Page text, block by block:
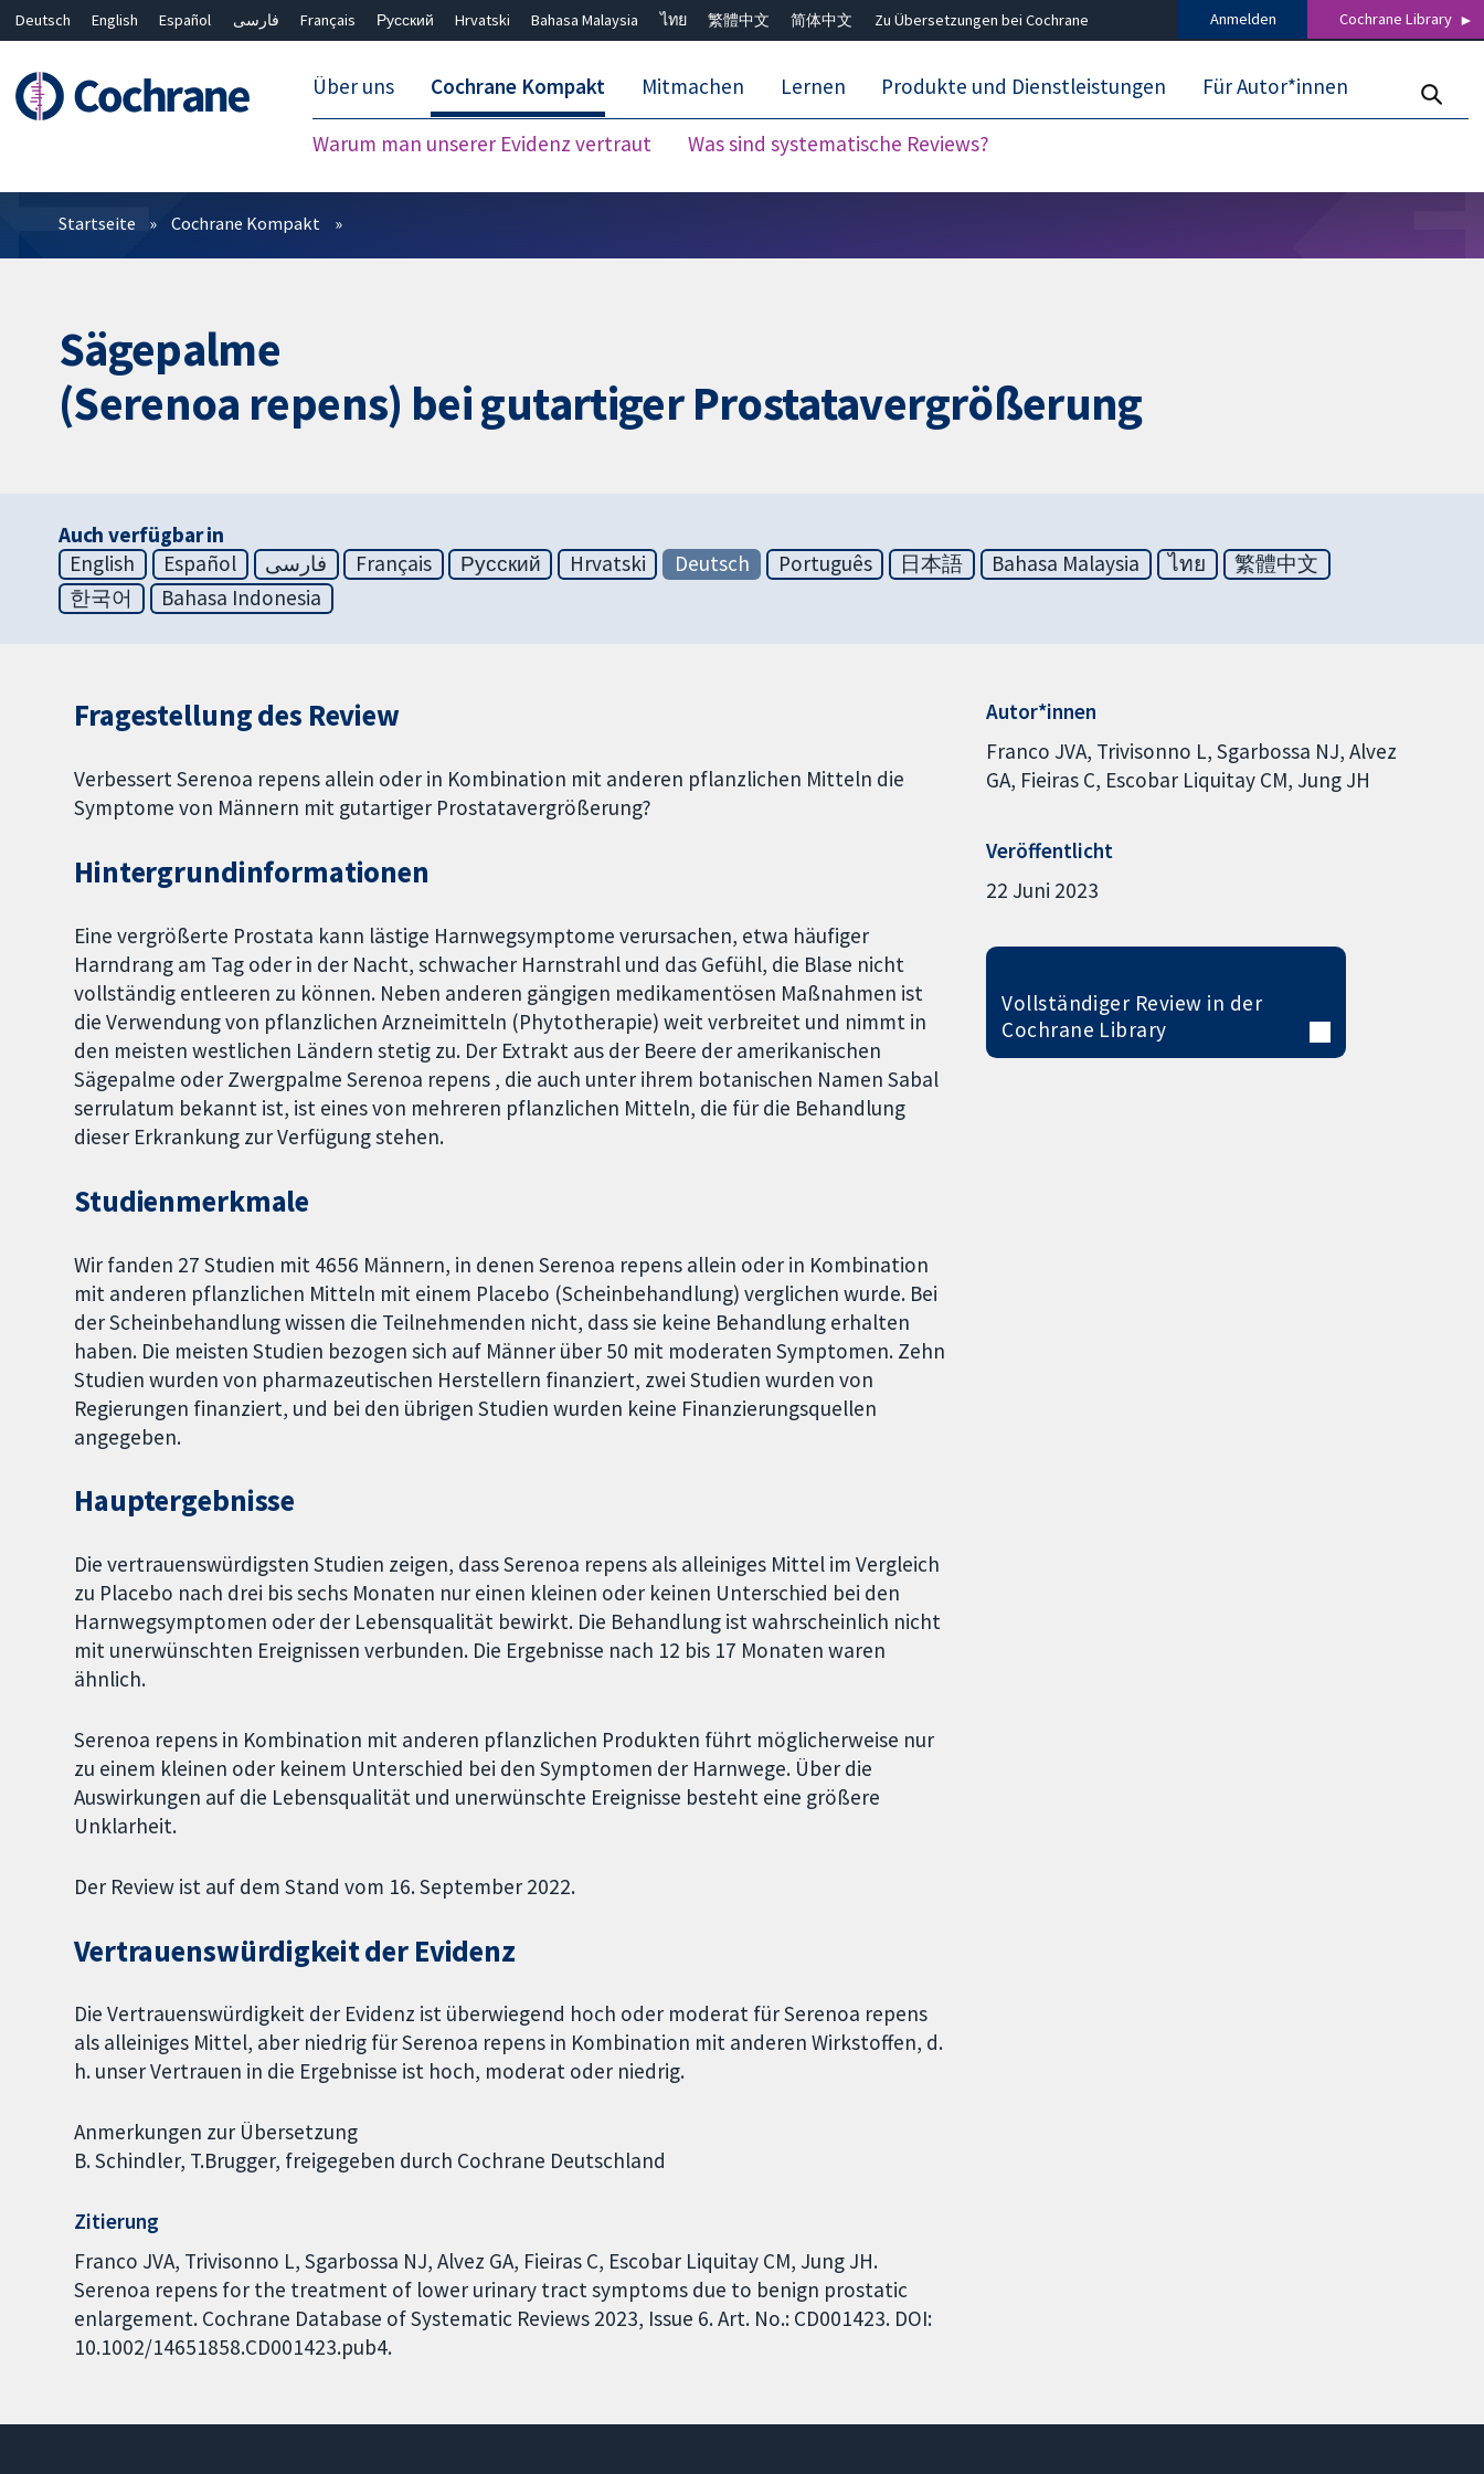
Deutsch English Español فارسی Français Русский Hrvatski Bahasa Malaysia ไทย 繁體中文 简体中文 Zu Übersetzungen bei Cochrane Anmelden Cochrane Library
Über uns Cochrane Kompakt
Warum man unserer Evidenz vertraut Was sind systematische Reviews?
Mitmachen Lernen Produkte und Dienstleistungen Für Autor*innen
Filter
Startseite Cochrane Kompakt
Sägepalme
(Serenoa repens) bei gutartiger Prostatavergrößerung
Auch verfügbar in
English
Español فارسی Français Русский Hrvatski Deutsch Português 日本語 Bahasa Malaysia ไทย
繁體中文
한국어
Bahasa Indonesia
Fragestellung des Review
Verbessert Serenoa repens allein oder in Kombination mit anderen pflanzlichen Mitteln die
Symptome von Männern mit gutartiger Prostatavergrößerung?
Hintergrundinformationen
Eine vergrößerte Prostata kann lästige Harnwegsymptome verursachen, etwa häufiger
Harndrang am Tag oder in der Nacht, schwacher Harnstrahl und das Gefühl, die Blase nicht
vollständig entleeren zu können. Neben anderen gängigen medikamentösen Maßnahmen ist
die Verwendung von pflanzlichen Arzneimitteln (Phytotherapie) weit verbreitet und nimmt in
den meisten westlichen Ländern stetig zu. Der Extrakt aus der Beere der amerikanischen
Sägepalme oder Zwergpalme Serenoa repens , die auch unter ihrem botanischen Namen Sabal
serrulatum bekannt ist, ist eines von mehreren pflanzlichen Mitteln, die für die Behandlung
dieser Erkrankung zur Verfügung stehen.
Studienmerkmale
Wir fanden 27 Studien mit 4656 Männern, in denen Serenoa repens allein oder in Kombination
mit anderen pflanzlichen Mitteln mit einem Placebo (Scheinbehandlung) verglichen wurde. Bei
der Scheinbehandlung wissen die Teilnehmenden nicht, dass sie keine Behandlung erhalten
haben. Die meisten Studien bezogen sich auf Männer über 50 mit moderaten Symptomen. Zehn
Studien wurden von pharmazeutischen Herstellern finanziert, zwei Studien wurden von
Regierungen finanziert, und bei den übrigen Studien wurden keine Finanzierungsquellen
angegeben.
Hauptergebnisse
Die vertrauenswürdigsten Studien zeigen, dass Serenoa repens als alleiniges Mittel im Vergleich
zu Placebo nach drei bis sechs Monaten nur einen kleinen oder keinen Unterschied bei den
Harnwegsymptomen oder der Lebensqualität bewirkt. Die Behandlung ist wahrscheinlich nicht
mit unerwünschten Ereignissen verbunden. Die Ergebnisse nach 12 bis 17 Monaten waren
ähnlich.
Serenoa repens in Kombination mit anderen pflanzlichen Produkten führt möglicherweise nur
zu einem kleinen oder keinem Unterschied bei den Symptomen der Harnwege. Über die
Auswirkungen auf die Lebensqualität und unerwünschte Ereignisse besteht eine größere
Unklarheit.
Der Review ist auf dem Stand vom 16. September 2022.
Vertrauenswürdigkeit der Evidenz
Die Vertrauenswürdigkeit der Evidenz ist überwiegend hoch oder moderat für Serenoa repens
als alleiniges Mittel, aber niedrig für Serenoa repens in Kombination mit anderen Wirkstoffen, d.
h. unser Vertrauen in die Ergebnisse ist hoch, moderat oder niedrig.
Anmerkungen zur Übersetzung
B. Schindler, T.Brugger, freigegeben durch Cochrane Deutschland
Zitierung
Franco JVA, Trivisonno L, Sgarbossa NJ, Alvez GA, Fieiras C, Escobar Liquitay CM, Jung JH.
Serenoa repens for the treatment of lower urinary tract symptoms due to benign prostatic
enlargement. Cochrane Database of Systematic Reviews 2023, Issue 6. Art. No.: CD001423. DOI:
10.1002/14651858.CD001423.pub4.
Autor*innen
Franco JVA Trivisonno L Sgarbossa NJ Alvez
GA Fieiras C Escobar Liquitay CM Jung JH
Veröffentlicht
22 Juni 2023
Vollständiger Review in der
Cochrane Library